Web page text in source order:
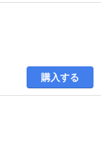
購入する